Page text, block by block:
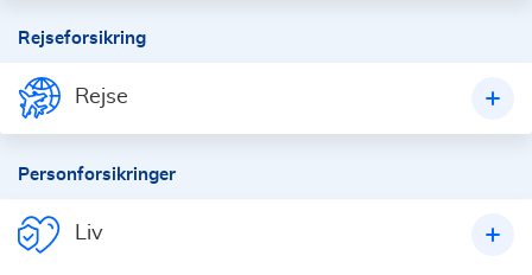
Rejseforsikring
Rejse
Personforsikringer
Liv